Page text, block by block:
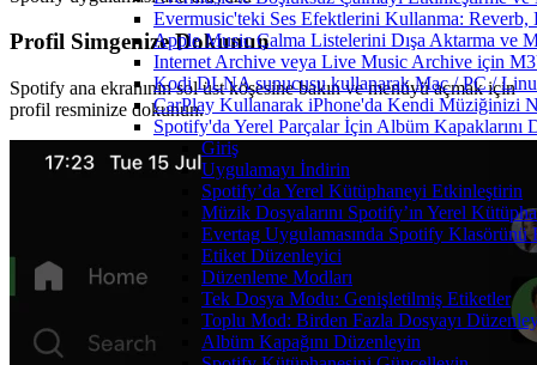
Evermusic'teki Ses Efektlerini Kullanma:
Apple Music Çalma Listelerini Dışa Aktarma ve
Internet Archive veya Live Music Archive için
Kodi DLNA sunucusu kullanarak Mac / PC /
CarPlay Kullanarak iPhone'da Kendi Müziğinizi
Spotify'da Yerel Parçalar İçin Albüm Kapaklarını
Giriş
Uygulamayı İndirin
Spotify’da Yerel Kütüphaneyi Etkinleştirin
Müzik Dosyalarını Spotify’ın Yerel
Evertag Uygulamasında Spotify Klasörünü
Etiket Düzenleyici
Düzenleme Modları
Tek Dosya Modu: Genişletilmiş Etiketler
Toplu Mod: Birden Fazla Dosyayı
Albüm Kapağını Düzenleyin
Profil Simgenize Dokunun
Spotify ana ekranının sol üst köşesine bakın ve menüyü açmak için
profil resminize dokunun.